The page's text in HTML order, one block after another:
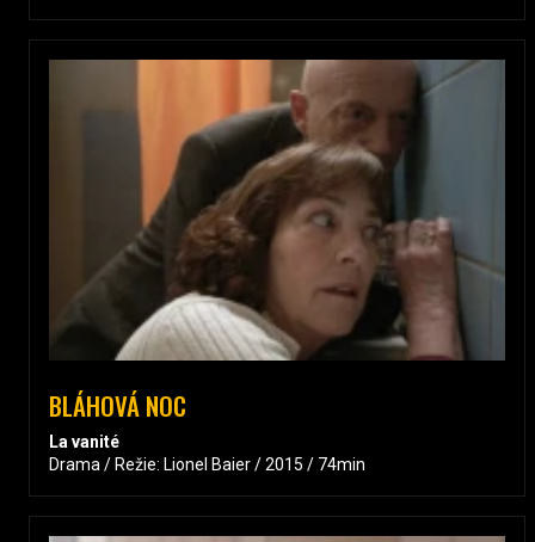
BLÁHOVÁ NOC
La vanité
Drama / Režie: Lionel Baier / 2015 / 74min